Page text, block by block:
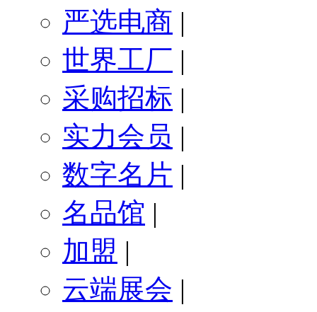
严选电商 |
世界工厂 |
采购招标 |
实力会员 |
数字名片 |
名品馆 |
加盟 |
云端展会 |